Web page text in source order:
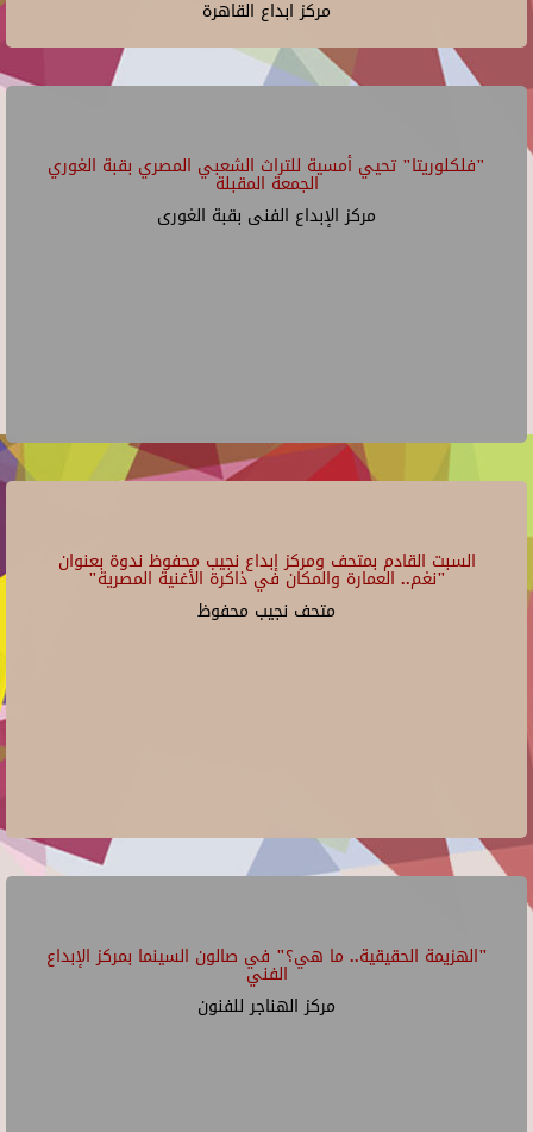
مركز ابداع القاهرة
"فلكلوريتا" تحيي أمسية للتراث الشعبي المصري بقبة الغوري
الجمعة المقبلة
مركز الإبداع الفنى بقبة الغورى
السبت القادم بمتحف ومركز إبداع نجيب محفوظ ندوة بعنوان
"نغم.. العمارة والمكان في ذاكرة الأغنية المصرية"
متحف نجيب محفوظ
"الهزيمة الحقيقية.. ما هي؟" في صالون السينما بمركز الإبداع
الفني
مركز الهناجر للفنون